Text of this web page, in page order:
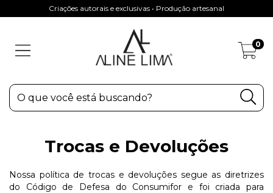
Criações autorais e exclusivas • Produção artesanal
0
Trocas e Devoluções
Nossa política de trocas e devoluções segue as diretrizes
do Código de Defesa do Consumifor e foi criada para